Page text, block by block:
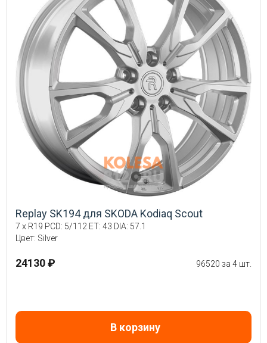
Replay SK194 для SKODA Kodiaq Scout
7 x R19 PCD: 5/112 ET: 43 DIA: 57.1
Цвет: Silver
24130 ₽ 96520 за 4 шт.
В корзину